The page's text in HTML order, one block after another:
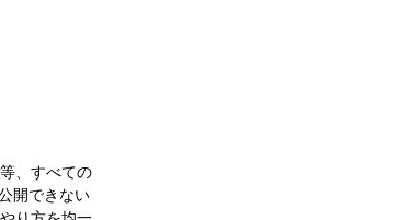
、すべての
開できない